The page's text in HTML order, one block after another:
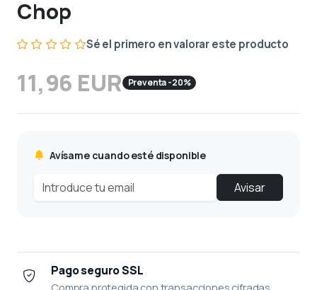
Chop
Sé el primero en valorar este producto
11,96 EUR Preventa -20%
Avísame cuando esté disponible
Avisar
Pago seguro SSL
Compra protegida con transacciones cifradas.